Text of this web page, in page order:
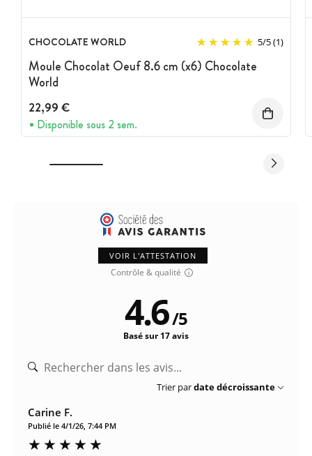
CHOCOLATE WORLD 5/5(1)
Moule Chocolat Oeuf 8.6 cm (x6) Chocolate
World
22,99 €
Disponible sous 2 sem.
VOIR L'ATTESTATION
Contrôle & qualité
4.6/5
Basé sur 17 avis
Trier pardate décroissante
Carine F.
Publié le 4/1/26, 7:44 PM